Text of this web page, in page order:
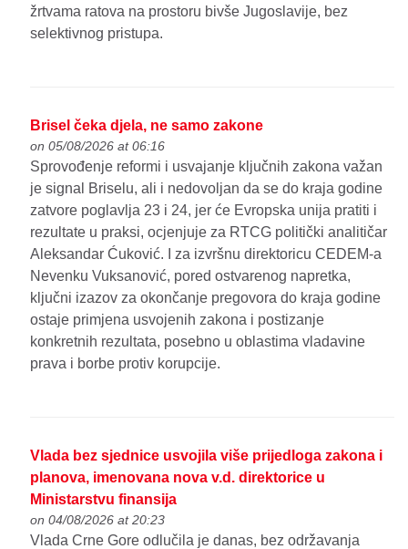
žrtvama ratova na prostoru bivše Jugoslavije, bez
selektivnog pristupa.
Brisel čeka djela, ne samo zakone
on 05/08/2026 at 06:16
Sprovođenje reformi i usvajanje ključnih zakona važan
je signal Briselu, ali i nedovoljan da se do kraja godine
zatvore poglavlja 23 i 24, jer će Evropska unija pratiti i
rezultate u praksi, ocjenjuje za RTCG politički analitičar
Aleksandar Ćuković. I za izvršnu direktoricu CEDEM-a
Nevenku Vuksanović, pored ostvarenog napretka,
ključni izazov za okončanje pregovora do kraja godine
ostaje primjena usvojenih zakona i postizanje
konkretnih rezultata, posebno u oblastima vladavine
prava i borbe protiv korupcije.
Vlada bez sjednice usvojila više prijedloga zakona i
planova, imenovana nova v.d. direktorice u
Ministarstvu finansija
on 04/08/2026 at 20:23
Vlada Crne Gore odlučila je danas, bez održavanja